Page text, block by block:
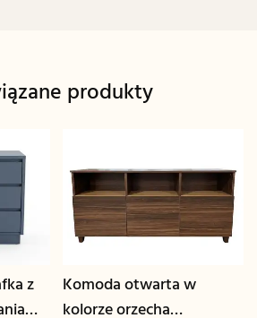
produkty
z
Komoda otwarta w
kolorze orzecha